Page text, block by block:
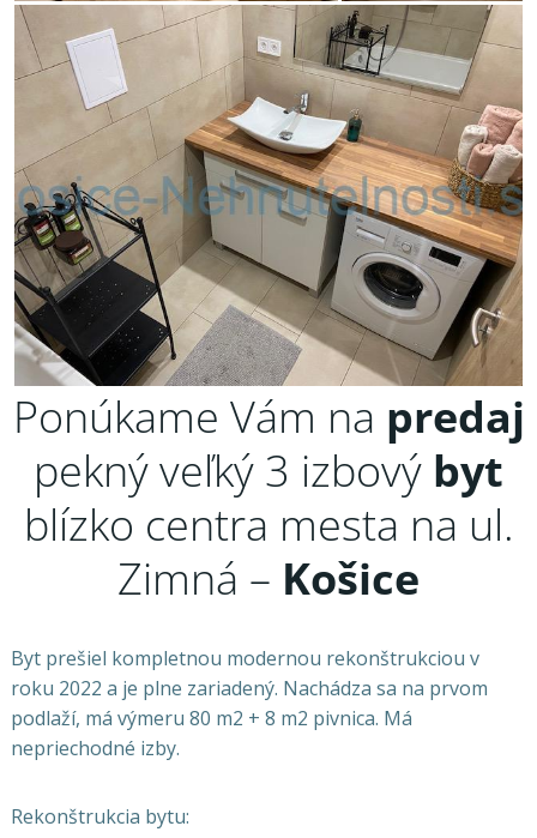
Ponúkame Vám na predaj
pekný veľký 3 izbový byt
blízko centra mesta na ul.
Zimná – Košice
Byt prešiel kompletnou modernou rekonštrukciou v
roku 2022 a je plne zariadený. Nachádza sa na prvom
podlaží, má výmeru 80 m2 + 8 m2 pivnica. Má
nepriechodné izby.
Rekonštrukcia bytu: